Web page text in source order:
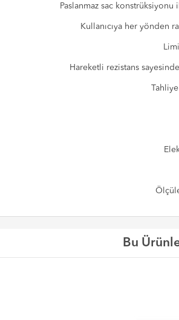
Paslanmaz sac
Kullanıcıya her yönden
Hareketli rezistans
Bu